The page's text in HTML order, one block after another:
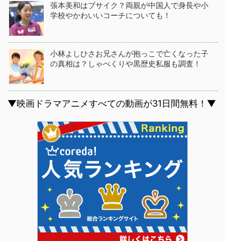
張本美和はブサイク？両親が中国人で身長や小
学校やかわいいコーチについても！
小林よしひさお兄さんが抱っこで亡くなった子
の真相は？しゃべくりや黒歴史私服も調査！
▼映画ドラマアニメすべての動画が31日間無料！▼